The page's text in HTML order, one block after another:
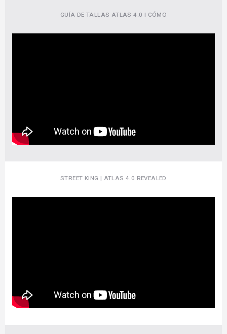
GUÍA DE TALLAS ATLAS 4.0 | CÓMO
STREET KING | ATLAS 4.0 REVEALED